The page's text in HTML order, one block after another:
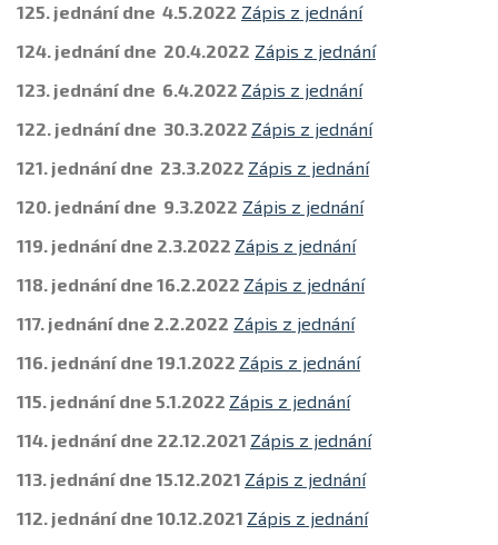
125. jednání dne 4.5.2022 Zápis z jednání
124. jednání dne 20.4.2022 Zápis z jednání
123. jednání dne 6.4.2022 Zápis z jednání
122. jednání dne 30.3.2022 Zápis z jednání
121. jednání dne 23.3.2022 Zápis z jednání
120. jednání dne 9.3.2022 Zápis z jednání
119. jednání dne 2.3.2022 Zápis z jednání
118. jednání dne 16.2.2022 Zápis z jednání
117. jednání dne 2.2.2022 Zápis z jednání
116. jednání dne 19.1.2022 Zápis z jednání
115. jednání dne 5.1.2022 Zápis z jednání
114. jednání dne 22.12.2021 Zápis z jednání
113. jednání dne 15.12.2021 Zápis z jednání
112. jednání dne 10.12.2021 Zápis z jednání